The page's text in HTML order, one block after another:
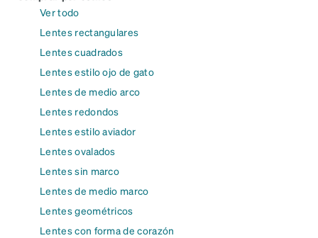
Ver todo
Lentes rectangulares
Lentes cuadrados
Lentes estilo ojo de gato
Lentes de medio arco
Lentes redondos
Lentes estilo aviador
Lentes ovalados
Lentes sin marco
Lentes de medio marco
Lentes geométricos
Lentes con forma de corazón